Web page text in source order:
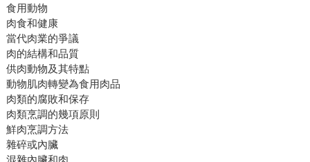
食用動物
肉食和健康
當代肉業的爭議
肉的結構和品質
供肉動物及其特點
動物肌肉轉變為食用肉品
肉類的腐敗和保存
肉類烹調的幾項原則
鮮肉烹調方法
雜碎或內臟
混雜內臟和肉